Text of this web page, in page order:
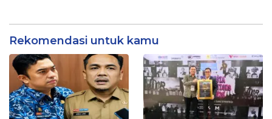
Rekomendasi untuk kamu